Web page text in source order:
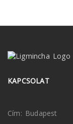
KAPCSOLAT
Cím: Budapest